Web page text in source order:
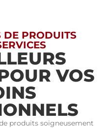
DE PRODUITS
VOS
produits soigneusement